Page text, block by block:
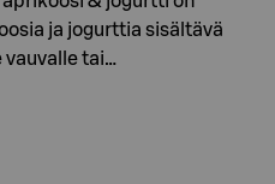
ja jogurttia sisältävä
vauvalle tai…